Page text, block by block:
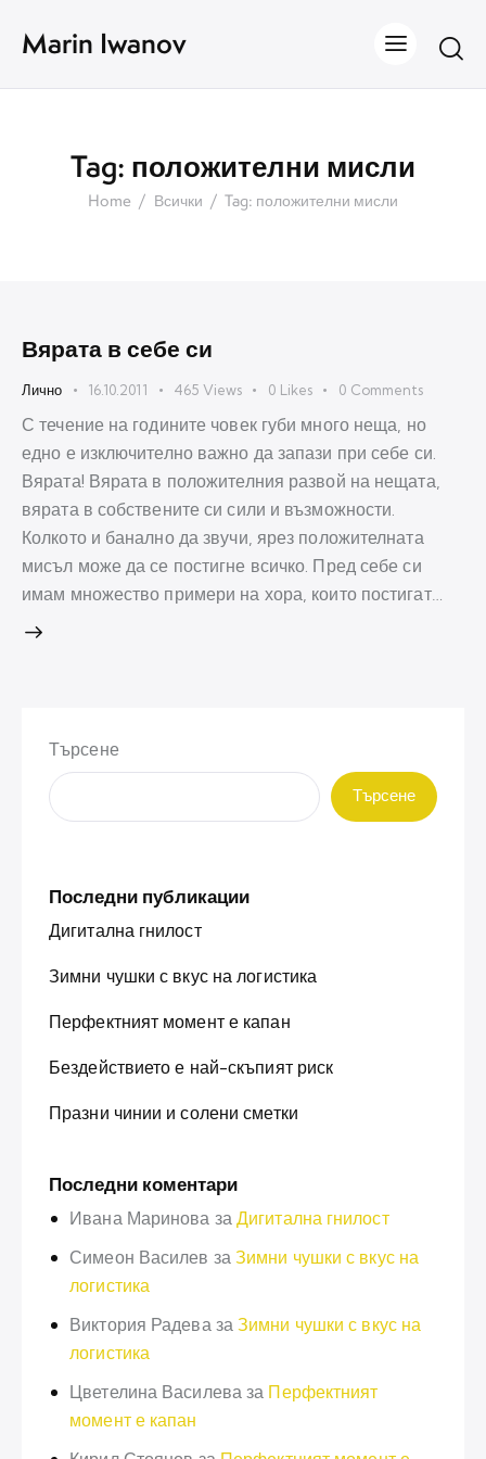
Marin Iwanov
Tag: положителни мисли
Home Всички Tag: положителни мисли
Вярата в себе си
Лично 16.10.2011 465 Views 0 Likes 0 Comments
С течение на годините човек губи много неща, но
едно е изключително важно да запази при себе си.
Вярата! Вярата в положителния развой на нещата,
вярата в собствените си сили и възможности.
Колкото и банално да звучи, ярез положителната
мисъл може да се постигне всичко. Пред себе си
имам множество примери на хора, които постигат…
Търсене
Търсене
Последни публикации
Дигитална гнилост
Зимни чушки с вкус на логистика
Перфектният момент е капан
Бездействието е най-скъпият риск
Празни чинии и солени сметки
Последни коментари
Ивана Маринова за Дигитална гнилост
Симеон Василев за Зимни чушки с вкус на
логистика
Виктория РадевазаЗимни чушки с вкус на
логистика
Цветелина Василева за Перфектният
момент е капан